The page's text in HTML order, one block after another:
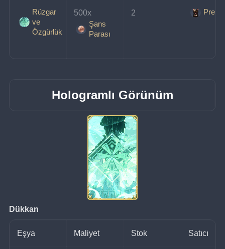
Rüzgar
ve
Özgürlük
500x
Şans
Parası
2 Prens
Hologramlı Görünüm
Dükkan
Eşya Maliyet Stok Satıcı